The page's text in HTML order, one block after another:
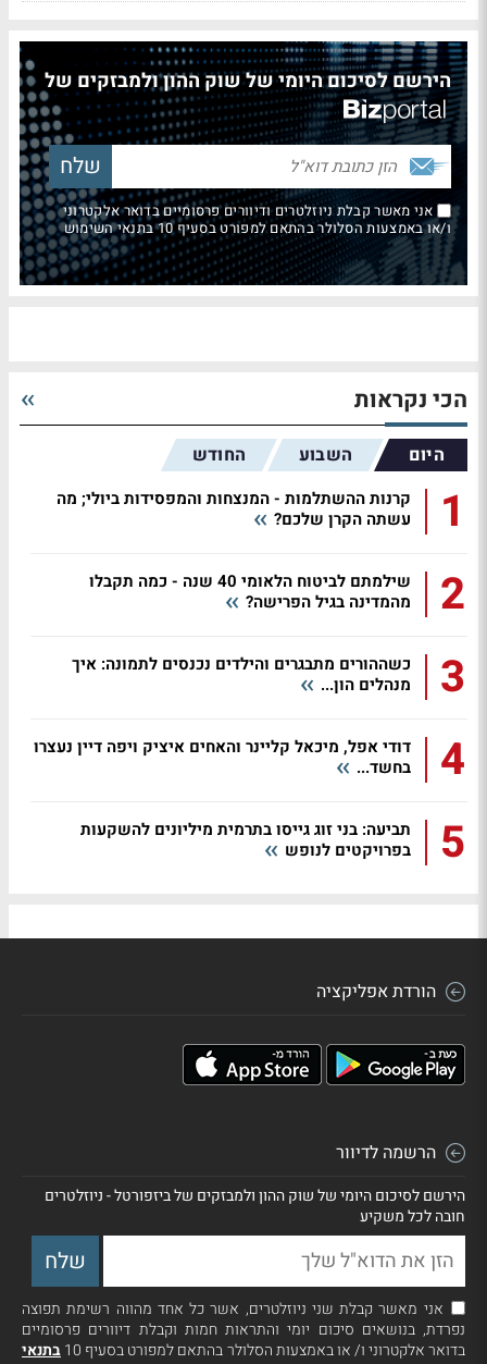
הירשם לסיכום היומי של שוק ההון ולמבזקים של
אני מאשר קבלת ניוזלטרים ודיוורים פרסומיים בדואר אלקטרוני
ו/או באמצעות הסלולר בהתאם למפורט בסעיף 10 בתנאי השימוש
הכי נקראות
היום השבוע החודש
1
קרנות ההשתלמות - המנצחות והמפסידות ביולי; מה
עשתה הקרן שלכם?
2
שילמתם לביטוח הלאומי 40 שנה - כמה תקבלו
מהמדינה בגיל הפרישה?
3
כשההורים מתבגרים והילדים נכנסים לתמונה: איך
מנהלים הון...
4
דודי אפל, מיכאל קליינר והאחים איציק ויפה דיין נעצרו
בחשד...
5
תביעה: בני זוג גייסו בתרמית מיליונים להשקעות
בפרויקטים לנופש
הורדת אפליקציה
הרשמה לדיוור
הירשם לסיכום היומי של שוק ההון ולמבזקים של ביזפורטל - ניוזלטרים
חובה לכל משקיע
אני מאשר קבלת שני ניוזלטרים, אשר כל אחד מהווה רשימת תפוצה
נפרדת, בנושאים סיכום יומי והתראות חמות וקבלת דיוורים פרסומיים
בדואר אלקטרוני ו/ או באמצעות הסלולר בהתאם למפורט בסעיף 10
בתנאי